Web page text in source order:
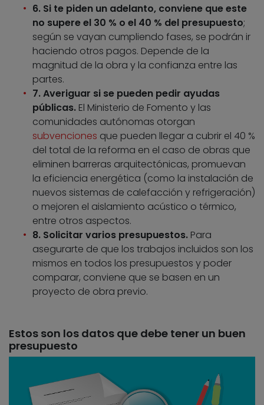
6. Si te piden un adelanto, conviene que este
no supere el 30 % o el 40 % del presupuesto;
según se vayan cumpliendo fases, se podrán ir
haciendo otros pagos. Depende de la
magnitud de la obra y la confianza entre las
partes.
7. Averiguar si se pueden pedir ayudas
públicas. El Ministerio de Fomento y las
comunidades autónomas otorgan
subvenciones que pueden llegar a cubrir el 40 %
del total de la reforma en el caso de obras que
eliminen barreras arquitectónicas, promuevan
la eficiencia energética (como la instalación de
nuevos sistemas de calefacción y refrigeración)
o mejoren el aislamiento acústico o térmico,
entre otros aspectos.
8. Solicitar varios presupuestos. Para
asegurarte de que los trabajos incluidos son los
mismos en todos los presupuestos y poder
comparar, conviene que se basen en un
proyecto de obra previo.
Estos son los datos que debe tener un buen
presupuesto